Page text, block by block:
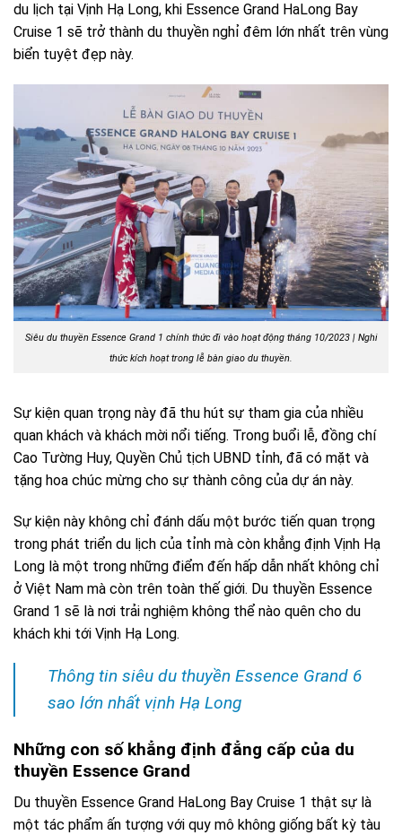
du lịch tại Vịnh Hạ Long, khi Essence Grand HaLong Bay
Cruise 1 sẽ trở thành du thuyền nghỉ đêm lớn nhất trên vùng
biển tuyệt đẹp này.
Siêu du thuyền Essence Grand 1 chính thức đi vào hoạt động tháng 10/2023 | Nghi
thức kích hoạt trong lễ bàn giao du thuyền.
Sự kiện quan trọng này đã thu hút sự tham gia của nhiều
quan khách và khách mời nổi tiếng. Trong buổi lễ, đồng chí
Cao Tường Huy, Quyền Chủ tịch UBND tỉnh, đã có mặt và
tặng hoa chúc mừng cho sự thành công của dự án này.
Sự kiện này không chỉ đánh dấu một bước tiến quan trọng
trong phát triển du lịch của tỉnh mà còn khẳng định Vịnh Hạ
Long là một trong những điểm đến hấp dẫn nhất không chỉ
ở Việt Nam mà còn trên toàn thế giới. Du thuyền Essence
Grand 1 sẽ là nơi trải nghiệm không thể nào quên cho du
khách khi tới Vịnh Hạ Long.
Thông tin siêu du thuyền Essence Grand 6
sao lớn nhất vịnh Hạ Long
Những con số khẳng định đẳng cấp của du
thuyền Essence Grand
Du thuyền Essence Grand HaLong Bay Cruise 1 thật sự là
một tác phẩm ấn tượng với quy mô không giống bất kỳ tàu